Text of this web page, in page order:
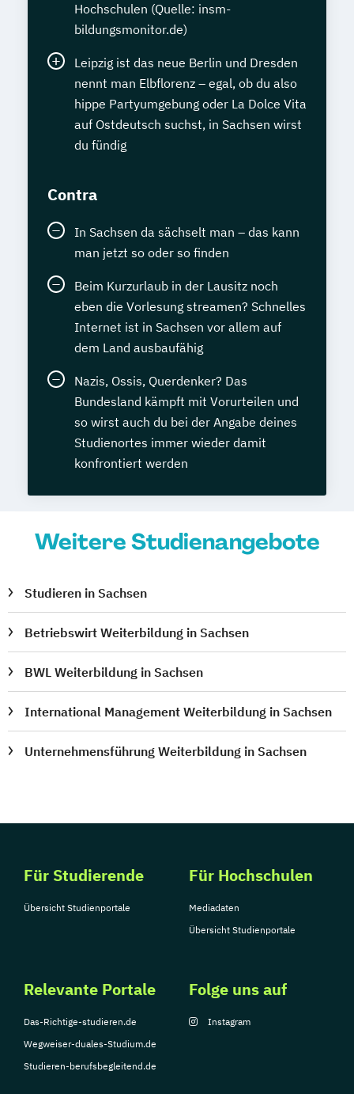
Hochschulen (Quelle: insm-
bildungsmonitor.de)
Leipzig ist das neue Berlin und Dresden
nennt man Elbflorenz – egal, ob du also
hippe Partyumgebung oder La Dolce Vita
auf Ostdeutsch suchst, in Sachsen wirst
du fündig
Contra
In Sachsen da sächselt man – das kann
man jetzt so oder so finden
Beim Kurzurlaub in der Lausitz noch
eben die Vorlesung streamen? Schnelles
Internet ist in Sachsen vor allem auf
dem Land ausbaufähig
Nazis, Ossis, Querdenker? Das
Bundesland kämpft mit Vorurteilen und
so wirst auch du bei der Angabe deines
Studienortes immer wieder damit
konfrontiert werden
Weitere Studienangebote
Studieren in Sachsen
Betriebswirt Weiterbildung in Sachsen
BWL Weiterbildung in Sachsen
International Management Weiterbildung in Sachsen
Unternehmensführung Weiterbildung in Sachsen
Für Studierende
Übersicht Studienportale
Für Hochschulen
Mediadaten
Übersicht Studienportale
Relevante Portale
Das-Richtige-studieren.de
Wegweiser-duales-Studium.de
Studieren-berufsbegleitend.de
Folge uns auf
Instagram